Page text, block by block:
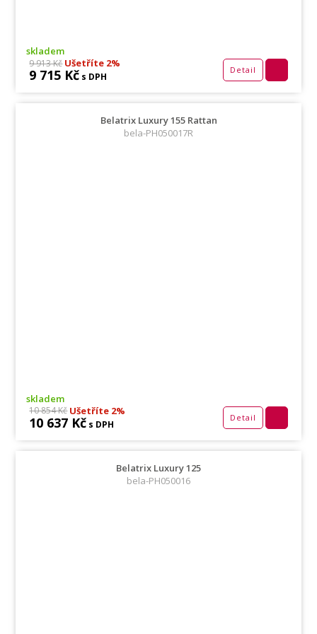
skladem
9 913 KčUšetříte 2%
9 715 Kč s DPH
Detail
Belatrix Luxury 155 Rattan
bela-PH050017R
skladem
10 854 KčUšetříte 2%
10 637 Kč s DPH
Detail
Belatrix Luxury 125
bela-PH050016